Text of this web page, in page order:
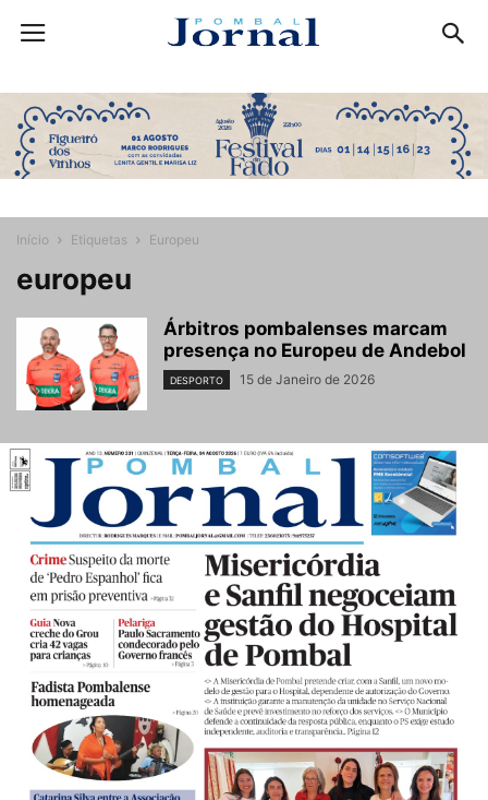
Início Etiquetas Europeu
europeu
Árbitros pombalenses marcam
presença no Europeu de Andebol
DESPORTO 15 de Janeiro de 2026